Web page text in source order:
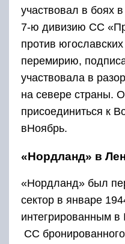
участвовал в боях
7-ю дивизию СС
против
перемирию,
участвовала в
на севере страны.
присоединиться к
вНоябрь.
«Нордланд» в
«Нордланд» был
сектор в январе
интегрированным
СС